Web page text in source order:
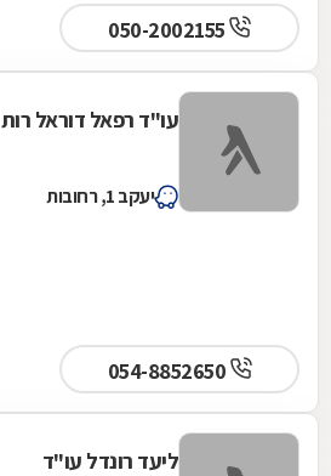
עו"ד רפאל דוראל רות
יעקב 1, רחובות
ליעד רונדל עו"ד